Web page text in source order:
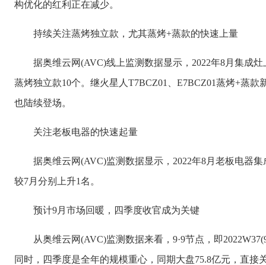
构优化的红利正在减少。
持续关注蒸烤独立款，尤其蒸烤+蒸款的快速上量
据奥维云网(AVC)线上监测数据显示，2022年8月集成灶
蒸烤独立款10个。继火星人T7BCZ01、E7BCZ01蒸烤+蒸
也陆续登场。
关注老板电器的快速起量
据奥维云网(AVC)监测数据显示，2022年8月老板电器集
较7月分别上升1名。
预计9月市场回暖，四季度收官成为关键
从奥维云网(AVC)监测数据来看，9·9节点，即
同时，四季度是全年的规模重心，同期大盘75.8亿元，直接